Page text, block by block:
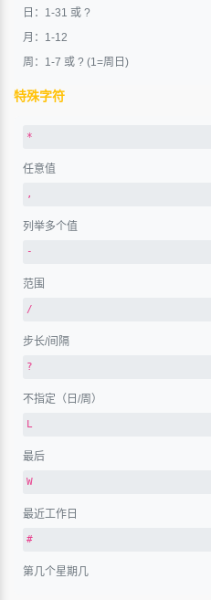
日：1-31 或 ?
月：1-12
周：1-7 或 ? (1=周日)
特殊字符
*
任意值
,
列举多个值
-
范围
/
步长/间隔
?
不指定（日/周）
L
最后
W
最近工作日
#
第几个星期几